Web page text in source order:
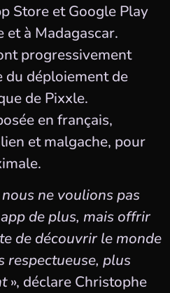
Store et Google Play
et à Madagascar.
progressivement
du déploiement de
de Pixxle.
en français,
et malgache, pour
ne voulions pas
de plus, mais offrir
de découvrir le monde
plus
», déclare Christophe